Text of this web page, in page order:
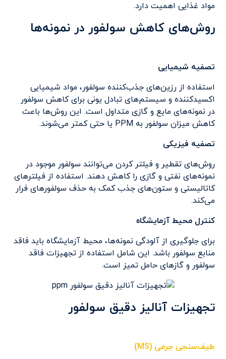
مواد غذایی اهمیت دارد.
روش‌های کاهش سولفور در نمونه‌ها
تصفیه شیمیایی
استفاده از رزین‌های جذب‌کننده سولفور، مواد شیمیایی
اکسیدکننده و سیستم‌های تبادل یونی برای کاهش سولفور
در نمونه‌های مایع و گازی متداول است. این روش‌ها باعث
کاهش میزان سولفور به PPM یا حتی کمتر می‌شوند.
تصفیه فیزیکی
روش‌های تقطیر و فیلتر کردن می‌توانند سولفور موجود در
نمونه‌های نفتی و گازی را کاهش دهند. استفاده از فیلترهای
کاتالیستی و ستون‌های جذب کمک به حذف سولفورهای فرار
می‌کند.
کنترل محیط آزمایشگاه
برای جلوگیری از آلودگی نمونه‌ها، محیط آزمایشگاه باید فاقد
منابع سولفور باشد. این شامل استفاده از تجهیزات فاقد
سولفور و گازهای حامل تمیز است.
تجهیزات آنالیز دقیق سولفور
طیف‌سنجی جرمی (MS)